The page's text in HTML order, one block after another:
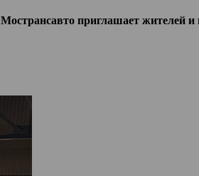
Мострансавто приглашает жителей и